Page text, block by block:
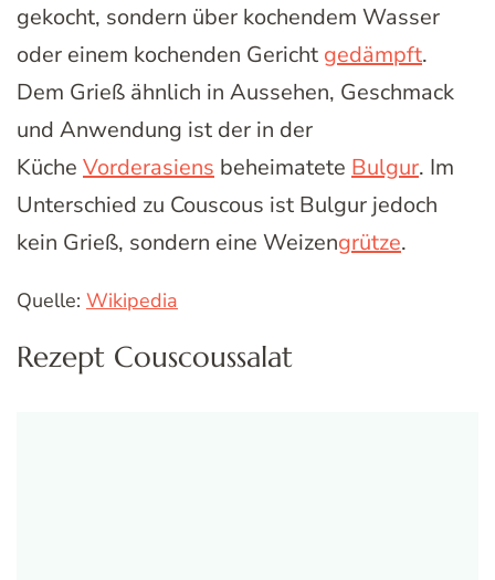
gekocht, sondern über kochendem Wasser
oder einem kochenden Gericht gedämpft.
Dem Grieß ähnlich in Aussehen, Geschmack
und Anwendung ist der in der
Küche Vorderasiens beheimatete Bulgur. Im
Unterschied zu Couscous ist Bulgur jedoch
kein Grieß, sondern eine Weizengrütze.
Quelle: Wikipedia
Rezept Couscoussalat